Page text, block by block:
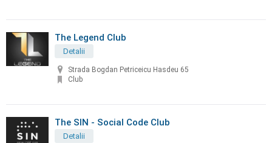
The Legend Club
Detalii
Strada Bogdan Petriceicu Hasdeu 65
Club
The SIN - Social Code Club
Detalii